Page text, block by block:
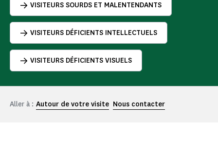
VISITEURS SOURDS ET MALENTENDANTS
VISITEURS DÉFICIENTS INTELLECTUELS
VISITEURS DÉFICIENTS VISUELS
Aller à : Autour de votre visite Nous contacter